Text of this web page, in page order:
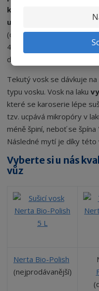
koncentrovanějších
umytí
. Proces aplikace
(cca 2 minuty i s
4 Kč). Díky tomu není
dopřát při každém mytí.
Tekutý vosk se dávkuje
typu vosku. Vosk na laku
které se karoserie lépe
tzv. ucpává mikropóry v
méně špiní, neboť se
Následné mytí je díky
Vyberte si u nás
vůz
Nerta Bio-Polish
(nejprodávanější)